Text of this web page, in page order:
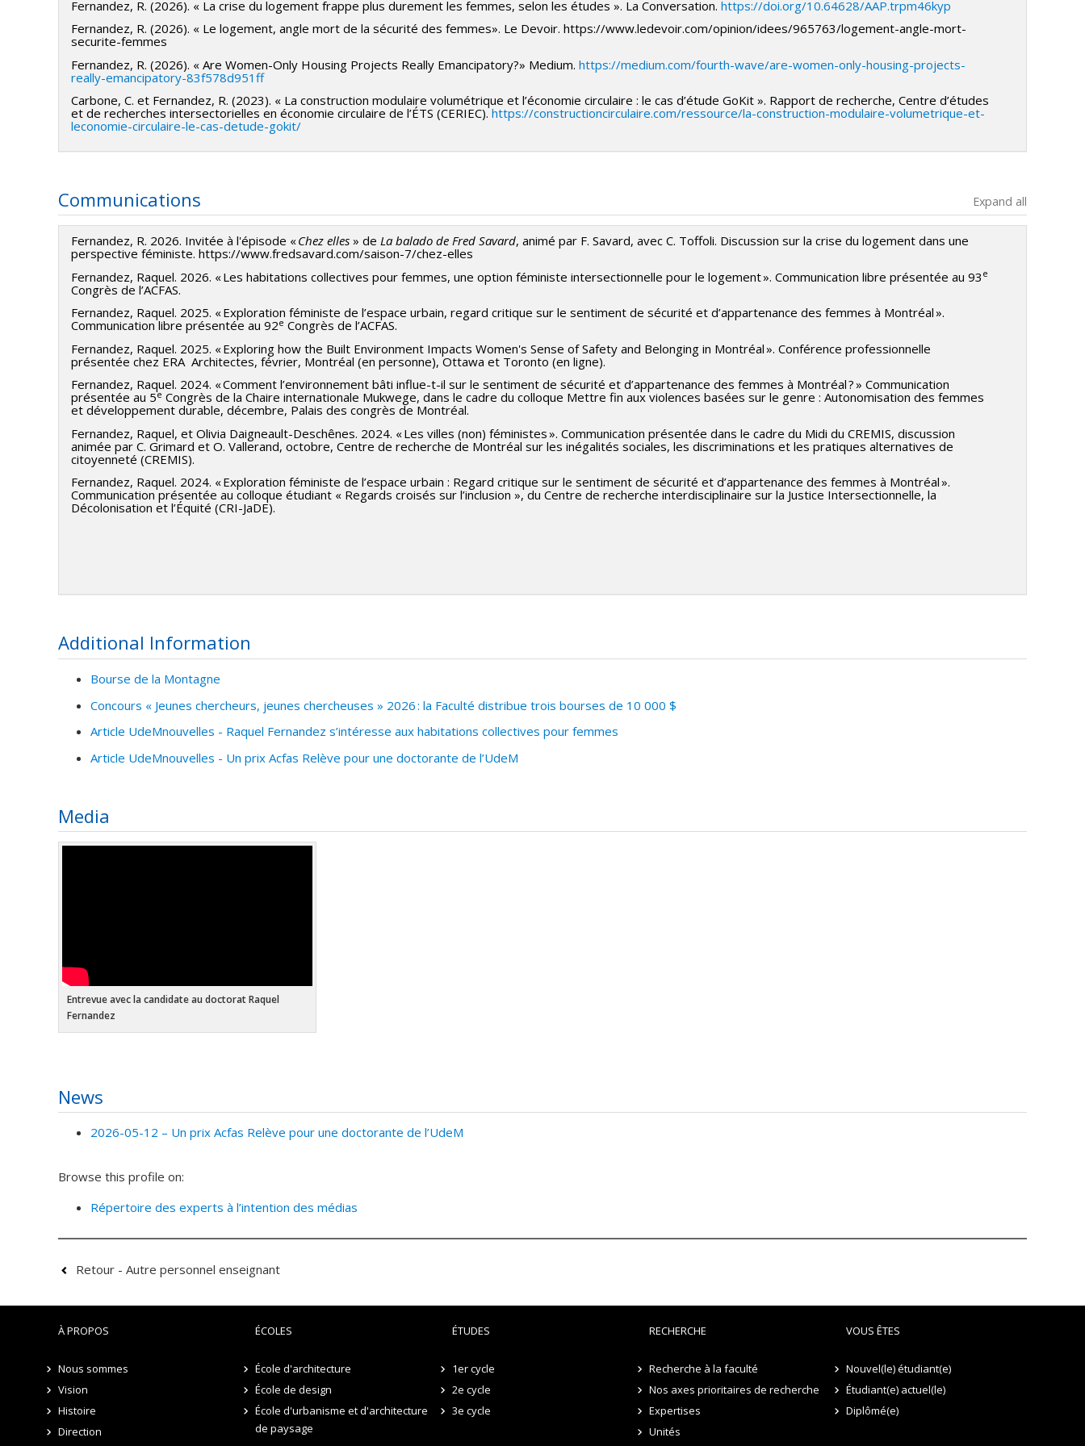
Cours enseignés : Couleur appliquée I, Matériaux et finis, Histoire des styles et du design
Auxiliaire de recherche
« Guide sur l’évaluation pour l’apprentissage en atelier »
Directrices : Virginie Tessier et Maude Mailhot-Léonard
Auxiliaire d’enseignement
Auxiliaire de recherche
Université du Québec à Montréal, septembre 2022 — mai 2023
Projet sur la construction modulaire, intitulé « La construction modulaire volumétrique et
l’économie circulaire : Le cas d’étude GoKit ».
Directeur : Carlo Carbone
Auxiliaire d’enseignement
Université du Québec à Montréal, septembre-décembre 2022
Chargée de cours : Thi Phuong-Trâm Nguyen
Cours : DES 1630 Spatialités et parcours
Fondatrice et Présidente
Peinture ELA Inc., 2006 — 2022
Entreprise générale de construction spécialisée en réhabilitation et rénovation de
bâtiments résidentiels, commerciaux et institutionnels à Montréal.
Fernandez, R. (2026). « La crise du logement frappe plus durement les femmes, selon les études ». La Conversation. https://doi.org/10.64628/AAP.trpm46kyp
Fernandez, R. (2026). « Le logement, angle mort de la sécurité des femmes». Le Devoir. https://www.ledevoir.com/opinion/idees/965763/logement-angle-mort-
securite-femmes
Fernandez, R. (2026). « Are Women-Only Housing Projects Really Emancipatory?» Medium. https://medium.com/fourth-wave/are-women-only-housing-projects-
really-emancipatory-83f578d951ff
Carbone, C. et Fernandez, R. (2023). « La construction modulaire volumétrique et l’économie circulaire : le cas d’étude GoKit ». Rapport de recherche, Centre d’études
et de recherches intersectorielles en économie circulaire de l’ÉTS (CERIEC).https://constructioncirculaire.com/ressource/la-construction-modulaire-volumetrique-et-
leconomie-circulaire-le-cas-detude-gokit/
Communications Expand all
Fernandez, R. 2026. Invitée à l'épisode «Chez elles » de La balado de Fred Savard, animé par F. Savard, avec C. Toffoli. Discussion sur la crise du logement dans une
perspective féministe. https://www.fredsavard.com/saison-7/chez-elles
Fernandez, Raquel. 2026. « Les habitations collectives pour femmes, une option féministe intersectionnelle pour le logement ». Communication libre présentée au 93 e
Congrès de l’ACFAS.
Fernandez, Raquel. 2025. « Exploration féministe de l’espace urbain, regard critique sur le sentiment de sécurité et d’appartenance des femmes à Montréal ».
Communication libre présentée au 92e Congrès de l’ACFAS.
Fernandez, Raquel. 2025. « Exploring how the Built Environment Impacts Women's Sense of Safety and Belonging in Montréal ». Conférence professionnelle
présentée chez ERA Architectes, février, Montréal (en personne), Ottawa et Toronto (en ligne).
Fernandez, Raquel. 2024. « Comment l’environnement bâti influe-t-il sur le sentiment de sécurité et d’appartenance des femmes à Montréal ? » Communication
présentée au 5e Congrès de la Chaire internationale Mukwege, dans le cadre du colloque Mettre fin aux violences basées sur le genre : Autonomisation des femmes
et développement durable, décembre, Palais des congrès de Montréal.
Fernandez, Raquel, et Olivia Daigneault-Deschênes. 2024. « Les villes (non) féministes ». Communication présentée dans le cadre du Midi du CREMIS, discussion
animée par C. Grimard et O. Vallerand, octobre, Centre de recherche de Montréal sur les inégalités sociales, les discriminations et les pratiques alternatives de
citoyenneté (CREMIS).
Fernandez, Raquel. 2024. « Exploration féministe de l’espace urbain : Regard critique sur le sentiment de sécurité et d’appartenance des femmes à Montréal ».
Communication présentée au colloque étudiant « Regards croisés sur l’inclusion », du Centre de recherche interdisciplinaire sur la Justice Intersectionnelle, la
Décolonisation et l’Équité (CRI-JaDE).
Additional Information
Bourse de la Montagne
Concours « Jeunes chercheurs, jeunes chercheuses » 2026 : la Faculté distribue trois bourses de 10 000 $
Article UdeMnouvelles - Raquel Fernandez s’intéresse aux habitations collectives pour femmes
Article UdeMnouvelles - Un prix Acfas Relève pour une doctorante de l’UdeM
Media
Entrevue avec la candidate au doctorat Raquel
Fernandez
News
2026-05-12 – Un prix Acfas Relève pour une doctorante de l’UdeM
Browse this profile on:
Répertoire des experts à l’intention des médias
Retour - Autre personnel enseignant
À PROPOS
Nous sommes
Vision
Histoire
Direction
ÉCOLES
École d'architecture
École de design
École d'urbanisme et d'architecture
de paysage
ÉTUDES
1er cycle
2e cycle
3e cycle
RECHERCHE
Recherche à la faculté
Nos axes prioritaires de recherche
Expertises
Unités
VOUS ÊTES
Nouvel(le) étudiant(e)
Étudiant(e) actuel(le)
Diplômé(e)